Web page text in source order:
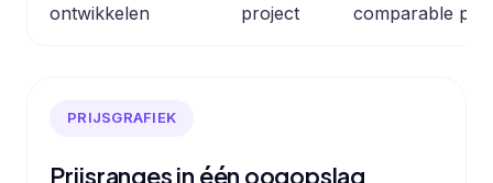
ontwikkelen
project
comparable
PRIJSGRAFIEK
Prijsranges in één oogopslag